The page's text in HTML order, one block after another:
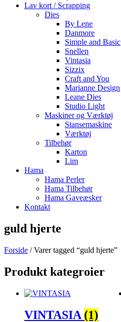
Lav kort / Scrapping
Dies
By Lene
Danmore
Simple and Basic
Snellen
Vintasia
Sizzix
Craft and You
Marianne Design
Leane Dies
Studio Light
Maskiner og Værktøj
Stansemaskine
Værktøj
Tilbehør
Karton
Lim
Hama
Hama Perler
Hama Tilbehør
Hama Gaveæsker
Kontakt
guld hjerte
Forside / Varer tagged “guld hjerte”
Produkt kategroier
VINTASIA (1)